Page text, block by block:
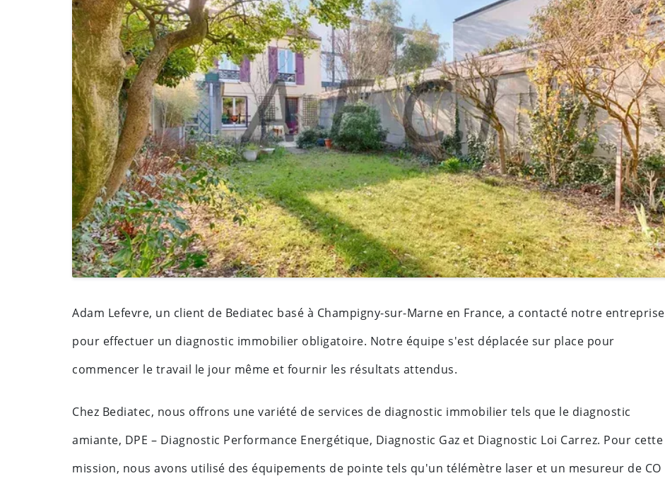
Adam Lefevre, un client de Bediatec basé à Champigny-sur-Marne en France, a contacté notre entreprise
pour effectuer un diagnostic immobilier obligatoire. Notre équipe s'est déplacée sur place pour
commencer le travail le jour même et fournir les résultats attendus.
Chez Bediatec, nous offrons une variété de services de diagnostic immobilier tels que le diagnostic
amiante, DPE – Diagnostic Performance Energétique, Diagnostic Gaz et Diagnostic Loi Carrez. Pour cette
mission, nous avons utilisé des équipements de pointe tels qu'un télémètre laser et un mesureur de CO